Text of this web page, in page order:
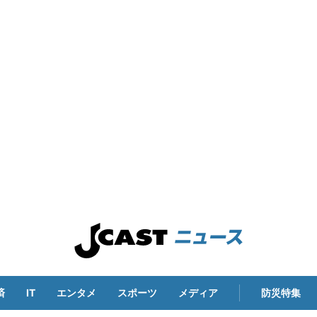
IT エンタメ スポーツ メディア 防災特集